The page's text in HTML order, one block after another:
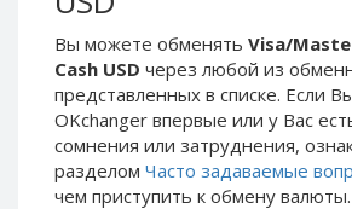
Вы можете обменять Visa/
Cash USD через любой из
представленных в списке. Если
OKchanger впервые или у Вас
сомнения или затруднения,
разделом Часто задаваемые
чем приступить к обмену валюты.
Skril PLN
Skril GBP
Skril AUD
Skril NOK
Skril SEK
Paxum USD